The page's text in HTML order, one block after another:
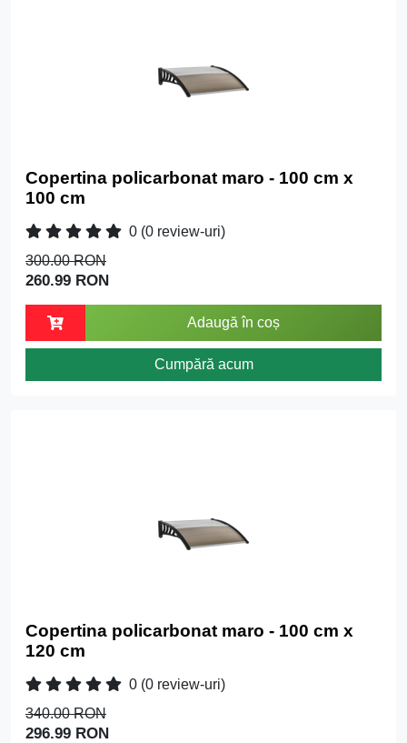
Copertina policarbonat maro - 100 cm x
100 cm
0 (0 review-uri)
300.00 RON
260.99 RON
Adaugă în coș
Cumpără acum
Copertina policarbonat maro - 100 cm x
120 cm
0 (0 review-uri)
340.00 RON
296.99 RON